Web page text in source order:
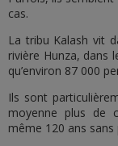
cas.
La tribu Kalash vit
rivière Hunza, dans
qu’environ 87 000
Ils sont
moyenne plus de
même 120 ans